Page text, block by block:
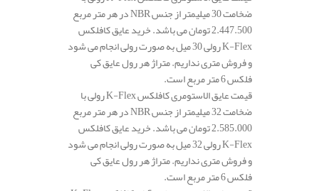
ضخامت 30 میلیمتر از جنس NBR در هر متر مربع
2.447.500 تومان می باشد. خرید عایق کافلکس
K-Flex رولی 30 میل به صورت رولی انجام می شود
و فروش متری نداریم. متراژ هر رول عایق کی
فلکس 6 متر مربع است.
قیمت عایق الاستومری کافلکس K-Flex رولی با
ضخامت 32 میلیمتر از جنس NBR در هر متر مربع
2.585.000 تومان می باشد. خرید عایق کافلکس
K-Flex رولی 32 میل به صورت رولی انجام می شود
و فروش متری نداریم. متراژ هر رول عایق کی
فلکس 6 متر مربع است.